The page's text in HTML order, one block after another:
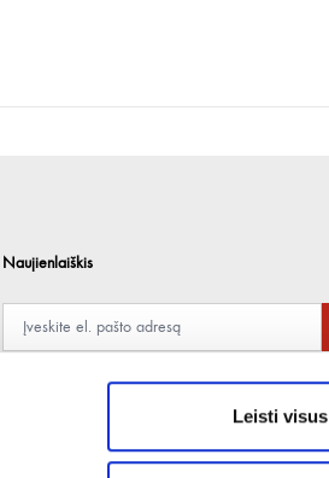
Leisti visus
Naujienlaiškis
Pateikdami el. paštą sutinkate gauti tiesioginę rinkodarą.